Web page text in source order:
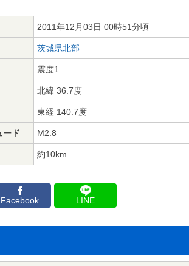
2011年12月03日 00時51分頃
茨城県北部
震度1
北緯 36.7度
東経 140.7度
ード M2.8
約10km
Facebook LINE